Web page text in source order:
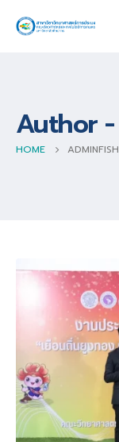
Author
HOME